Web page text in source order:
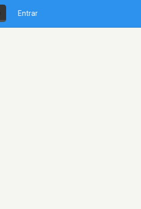
Entrar